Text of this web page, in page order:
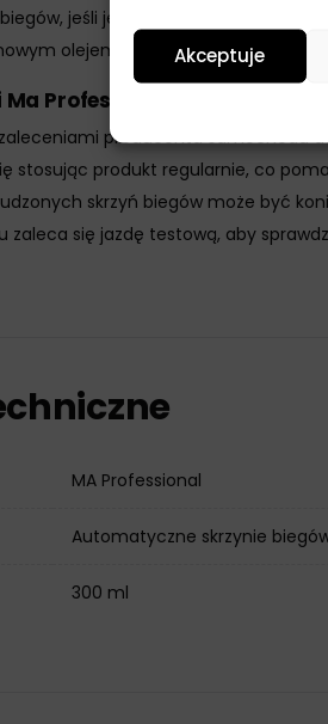
Akceptuje
jeśli jest to zalecane przez
olejem zgodnie z zaleceniami
Professional ATF Flush
producenta samochodu
stosując produkt regularnie, co
skrzyń biegów może być
zaleca się jazdę testową, aby
MA Professional
Automatyczne skrzynie
300 ml